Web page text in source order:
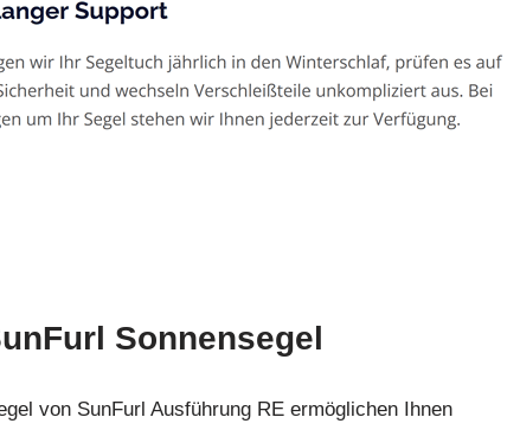
Sonnensegel
von SunFurl Ausführung RE ermöglichen Ihnen